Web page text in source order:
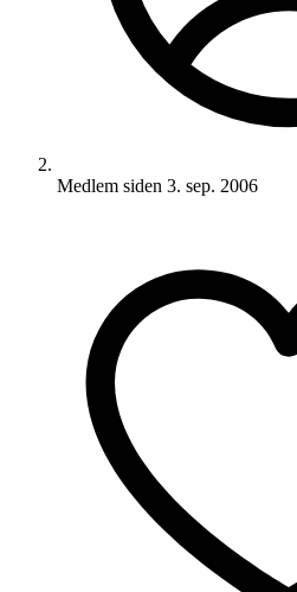
Medlem siden 3. sep. 2006